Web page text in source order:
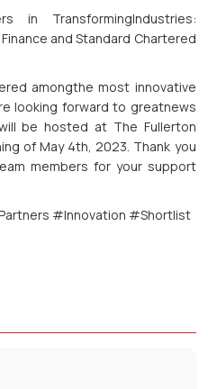
in TransformingIndustries:
and Standard Chartered
amongthe most innovative
looking forward to greatnews
be hosted at The Fullerton
of May 4th, 2023. Thank you
members for your support
#Innovation #Shortlist